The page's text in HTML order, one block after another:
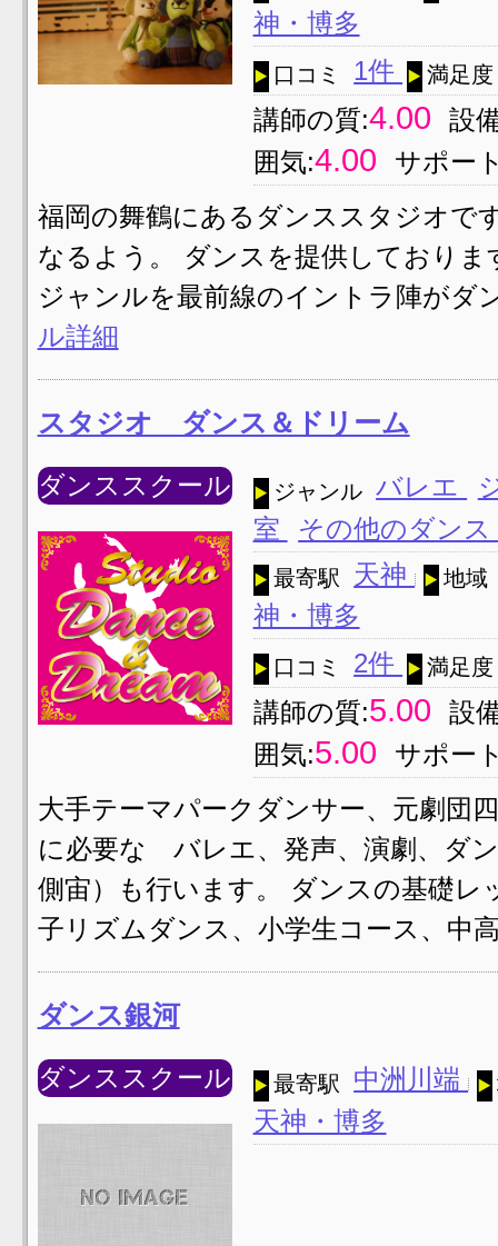
神・博多
口コミ 1件 満足度
講師の質:4.00
設
囲気:4.00
サポー
福岡の舞鶴にあるダンススタジオで
なるよう。 ダンスを提供しており
ジャンルを最前線のイントラ陣が
ル詳細
スタジオ ダンス＆ドリーム
ダンススクール ジャンル バレエ
室
その他のダン
最寄駅 天神 地域
神・博多
口コミ 2件 満足度
講師の質:5.00
設
囲気:5.00
サポー
大手テーマパークダンサー、元劇団
に必要な バレエ、発声、演劇、ダ
側宙）も行います。 ダンスの基礎レ
子リズムダンス、小学生コース、
ダンス銀河
ダンススクール 最寄駅 中洲川端
天神・博多